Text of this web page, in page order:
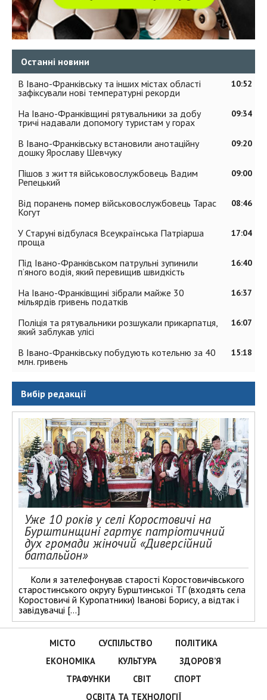
Останні новини
10:52
В Івано-Франківську та інших містах області
зафіксували нові температурні рекорди
09:34
На Івано-Франківщині рятувальники за добу
тричі надавали допомогу туристам у горах
09:20
В Івано-Франківську встановили анотаційну
дошку Ярославу Шевчуку
09:00
Пішов з життя військовослужбовець Вадим
Репецький
08:46
Від поранень помер військовослужбовець Тарас
Когут
17:04
У Старуні відбулася Всеукраїнська Патріарша
проща
16:40
Під Івано-Франківськом патрульні зупинили
п’яного водія, який перевищив швидкість
16:37
На Івано-Франківщині зібрали майже 30
мільярдів гривень податків
16:07
Поліція та рятувальники розшукали прикарпатця,
який заблукав улісі
15:18
В Івано-Франківську побудують котельню за 40
млн. гривень
Вибір редакції
Уже 10 років у селі Коростовичі на
Бурштинщині гартує патріотичний
дух громади жіночий «Диверсійний
батальйон»
Коли я зателефонував старості Коростовичівського
старостинського округу Бурштинської ТГ (входять села
Коростовичі й Куропатники) Іванові Борису, а відтак і
завідувачці […]
МІСТО СУСПІЛЬСТВО
ПОЛІТИКА
ЕКОНОМІКА
КУЛЬТУРА
ЗДОРОВ’Я
ТРАФУНКИ
СВІТ
СПОРТ
ОСВІТА ТА ТЕХНОЛОГІЇ